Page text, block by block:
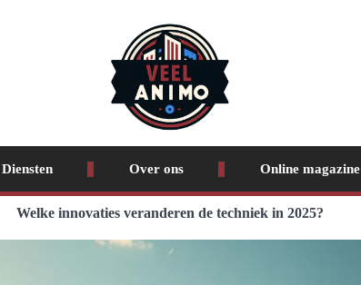
Diensten Over ons Online magazine
Welke innovaties veranderen de techniek in 2025?